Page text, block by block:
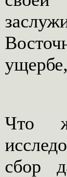
Что
сбор